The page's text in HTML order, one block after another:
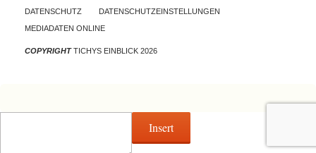
DATENSCHUTZ
DATENSCHUTZEINSTELLUNGEN
MEDIADATEN ONLINE
COPYRIGHTTICHYS EINBLICK 2026
Insert